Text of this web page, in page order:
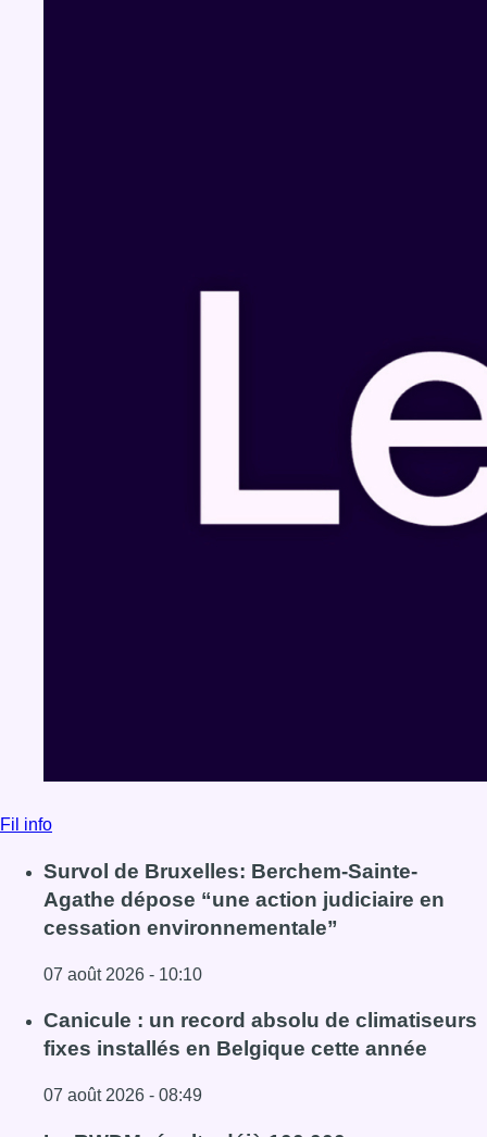
Fil info
Survol de Bruxelles: Berchem-Sainte-
Agathe dépose “une action judiciaire en
cessation environnementale”
07 août 2026 - 10:10
Lire l'article Survol de Bruxelles: Berchem-Sainte-
Canicule : un record absolu de climatiseurs
fixes installés en Belgique cette année
07 août 2026 - 08:49